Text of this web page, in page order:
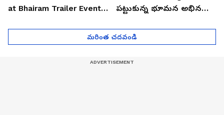
at Bhairam Trailer Event |
పట్టుకున్న భూమన అభినయ్|
మరింత చదవండి